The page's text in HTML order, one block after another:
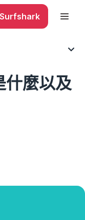
麼以及